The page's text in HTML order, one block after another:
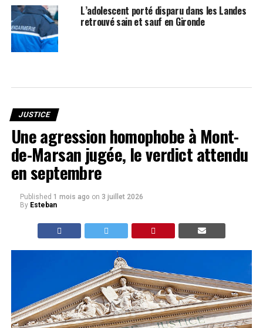
L’adolescent porté disparu dans les Landes
retrouvé sain et sauf en Gironde
JUSTICE
Une agression homophobe à Mont-
de-Marsan jugée, le verdict attendu
en septembre
Published 1 mois ago on 3 juillet 2026
By Esteban